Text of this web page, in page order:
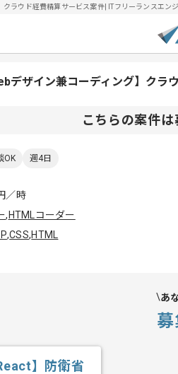
クラウド経費精算サービス案件| ITフリーランスエ
デザイン兼コーディング】クラ
こちらの案件
OK 週4日
／時
, HTMLコーダー
,CSS,HTML
あ
】防衛省